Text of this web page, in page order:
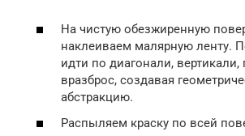
На чистую обезжиренную
наклеиваем малярную ленту.
идти по диагонали, вертикали,
вразброс, создавая
абстракцию.
Распыляем краску по всей